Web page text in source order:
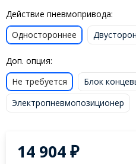
Действие пневмопривода:
Одностороннее
Доп. опция:
Не требуется
Блок
Электропневмопозиционер
14 904₽